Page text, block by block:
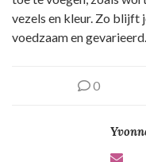
vezels en kleur. Zo blijft
voedzaam en gevarieerd.
0